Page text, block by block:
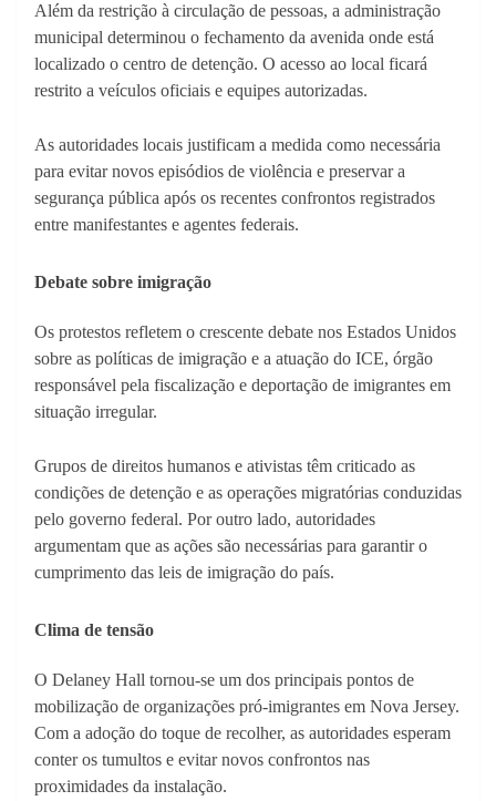
Além da restrição à circulação de pessoas, a administração
municipal determinou o fechamento da avenida onde está
localizado o centro de detenção. O acesso ao local ficará
restrito a veículos oficiais e equipes autorizadas.
As autoridades locais justificam a medida como necessária
para evitar novos episódios de violência e preservar a
segurança pública após os recentes confrontos registrados
entre manifestantes e agentes federais.
Debate sobre imigração
Os protestos refletem o crescente debate nos Estados Unidos
sobre as políticas de imigração e a atuação do ICE, órgão
responsável pela fiscalização e deportação de imigrantes em
situação irregular.
Grupos de direitos humanos e ativistas têm criticado as
condições de detenção e as operações migratórias conduzidas
pelo governo federal. Por outro lado, autoridades
argumentam que as ações são necessárias para garantir o
cumprimento das leis de imigração do país.
Clima de tensão
O Delaney Hall tornou-se um dos principais pontos de
mobilização de organizações pró-imigrantes em Nova Jersey.
Com a adoção do toque de recolher, as autoridades esperam
conter os tumultos e evitar novos confrontos nas
proximidades da instalação.